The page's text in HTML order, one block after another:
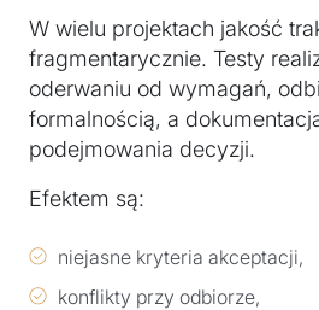
W wielu projektach jakość
fragmentarycznie. Testy
oderwaniu od wymagań,
formalnością, a
podejmowania decyzji.
Efektem są:
niejasne kryteria akceptacji,
konflikty przy odbiorze,